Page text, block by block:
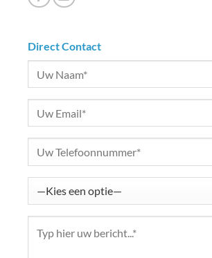
Direct Contact